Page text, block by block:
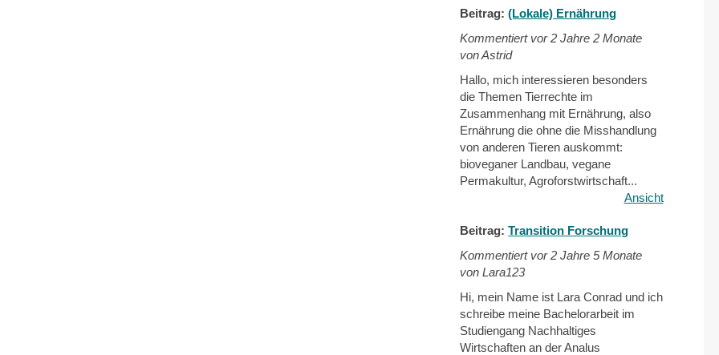
Beitrag:(Lokale) Ernährung
Kommentiert vor2 Jahre 2 Monate
von Astrid
Hallo, mich interessieren besonders
die Themen Tierrechte im
Zusammenhang mit Ernährung, also
Ernährung die ohne die Misshandlung
von anderen Tieren auskommt:
bioveganer Landbau, vegane
Permakultur, Agroforstwirtschaft...
Ansicht
Beitrag:Transition Forschung
Kommentiert vor2 Jahre 5 Monate
von Lara123
Hi, mein Name ist Lara Conrad und ich
schreibe meine Bachelorarbeit im
Studiengang Nachhaltiges
Wirtschaften an der Analus